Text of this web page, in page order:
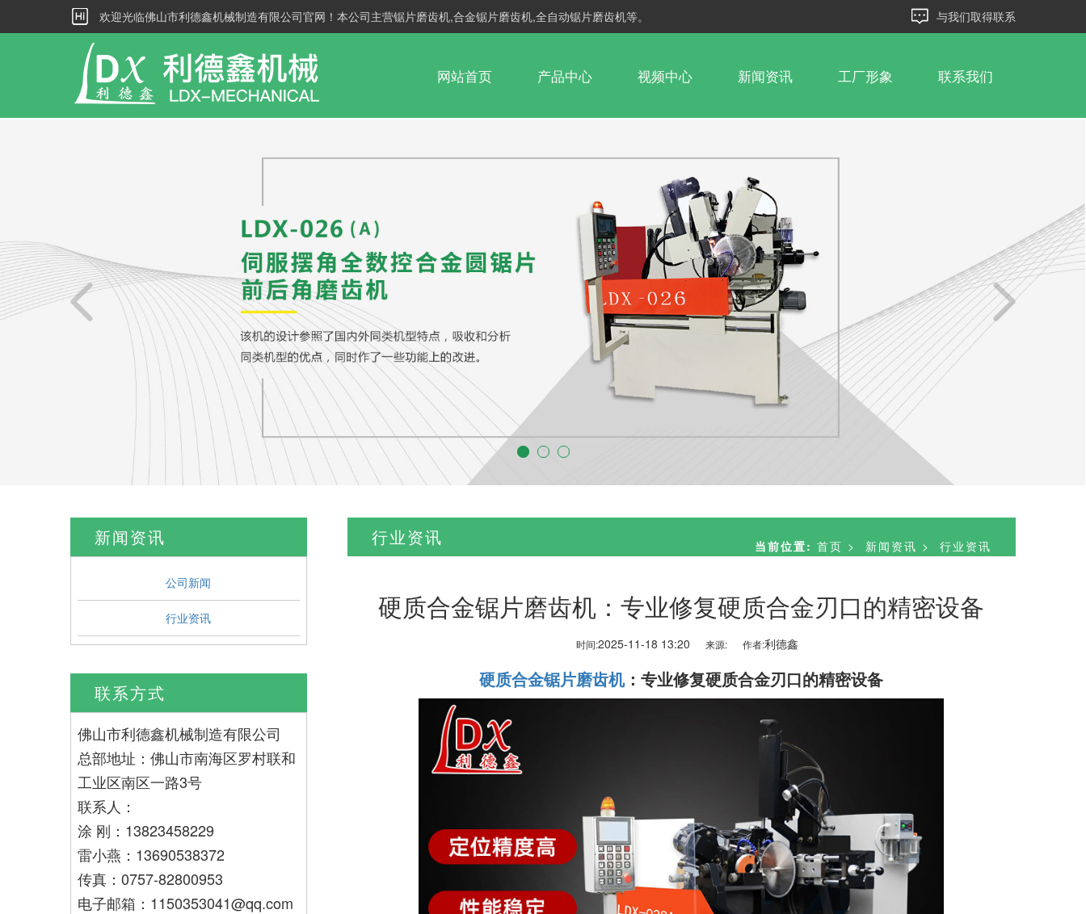
欢迎光临佛山市利德鑫机械制造有限公司官网！本公司主营锯片磨齿机,合金锯片磨齿机,全自动锯片磨齿机等。 与我们取得联系
网站首页 产品中心 视频中心 新闻资讯 工厂形象 联系我们
新闻资讯
公司新闻
行业资讯
联系方式
佛山市利德鑫机械制造有限公司
总部地址：佛山市南海区罗村联和
工业区南区一路3号
联系人：
涂 刚：13823458229
雷小燕：13690538372
传真：0757-82800953
电子邮箱：1150353041@qq.com
行业资讯 当前位置: 首页 > 新闻资讯 > 行业资讯
硬质合金锯片磨齿机：专业修复硬质合金刃口的精密设备
时间:2025-11-18 13:20 来源: 作者:利德鑫
硬质合金锯片磨齿机：专业修复硬质合金刃口的精密设备